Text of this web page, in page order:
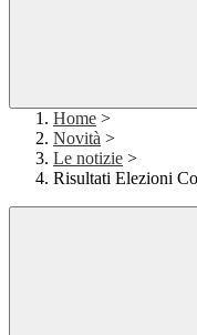
Home >
Novità >
Le notizie >
Risultati Elezioni